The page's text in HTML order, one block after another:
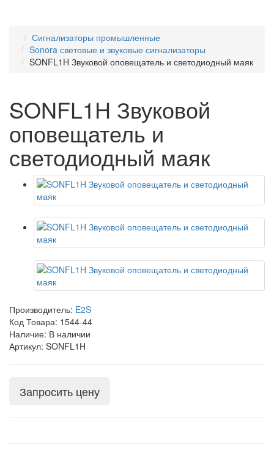
Сигнализаторы промышленные
Sonora световые и звуковые сигнализаторы
SONFL1H Звуковой оповещатель и светодиодный маяк
SONFL1H Звуковой
оповещатель и
светодиодный маяк
Производитель: E2S
Код Товара: 1544-44
Наличие: В наличии
Артикул: SONFL1H
Запросить цену